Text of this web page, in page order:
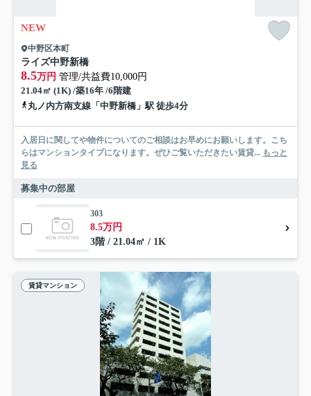
NEW
中野区本町
ライズ中野新橋
8.5万円 管理/共益費10,000円
21.04㎡ (1K) /築16年 /6階建
丸ノ内方南支線「中野新橋」駅 徒歩4分
入居日に関してや物件についてのご相談はお早めにお願いします。こち
らはマンションタイプになります。ぜひご覧いただきたい賃貸... もっと
見る
募集中の部屋
303
8.5万円
3階 / 21.04㎡ / 1K
賃貸マンション